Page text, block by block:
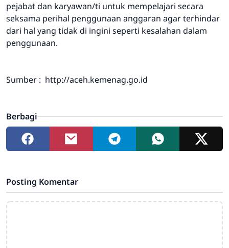
pejabat dan karyawan/ti untuk mempelajari secara
seksama perihal penggunaan anggaran agar terhindar
dari hal yang tidak di ingini seperti kesalahan dalam
penggunaan.
Sumber : http://aceh.kemenag.go.id
Berbagi
Posting Komentar